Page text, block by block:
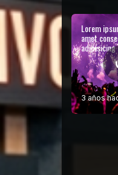
Lorem
amet
3 años